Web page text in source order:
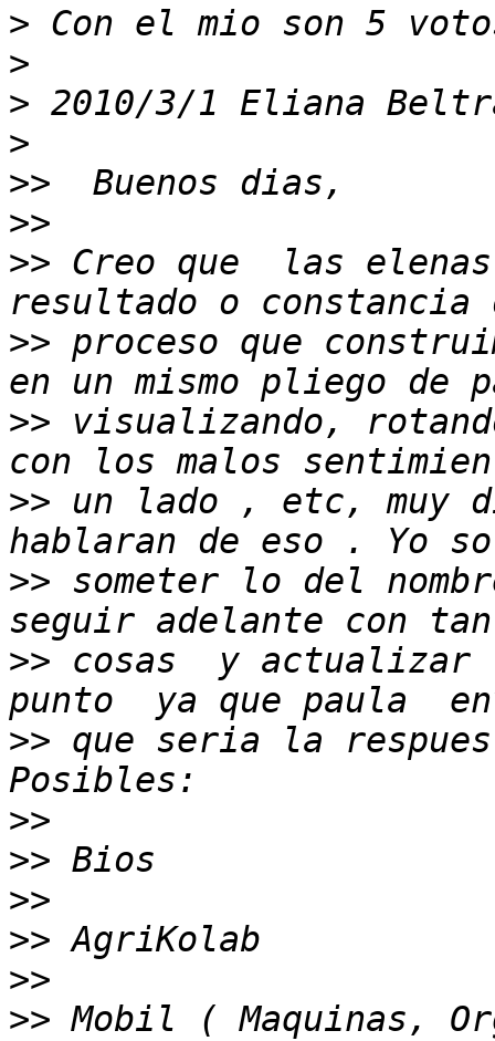
>
>
> 2010/3/1 Eliana
>
>>
>>
>> Creo que  las
>> proceso que
>> visualizando,
>> un lado , etc, muy
>> someter lo del
>> cosas  y actualizar
>> que seria la
>>
>>
>>
>>
>>
>> Mobil ( Maquinas,